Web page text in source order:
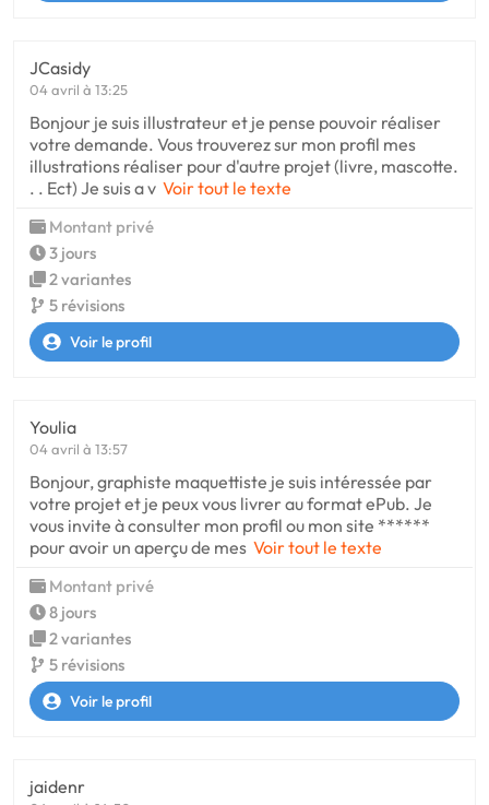
JCasidy
04 avril à 13:25
Bonjour je suis illustrateur et je pense pouvoir réaliser
votre demande. Vous trouverez sur mon profil mes
illustrations réaliser pour d'autre projet (livre, mascotte.
. . Ect) Je suis a v Voir tout le texte
Montant privé
3 jours
2 variantes
5 révisions
Voir le profil
Youlia
04 avril à 13:57
Bonjour, graphiste maquettiste je suis intéressée par
votre projet et je peux vous livrer au format ePub. Je
vous invite à consulter mon profil ou mon site ******
pour avoir un aperçu de mes Voir tout le texte
Montant privé
8 jours
2 variantes
5 révisions
Voir le profil
jaidenr